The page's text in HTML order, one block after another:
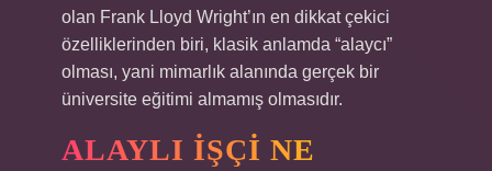
olan Frank Lloyd Wright’ın en dikkat çekici
özelliklerinden biri, klasik anlamda “alaycı”
olması, yani mimarlık alanında gerçek bir
üniversite eğitimi almamış olmasıdır.
ALAYLI IŞÇI NE